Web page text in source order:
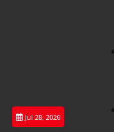
Jul 28, 2026